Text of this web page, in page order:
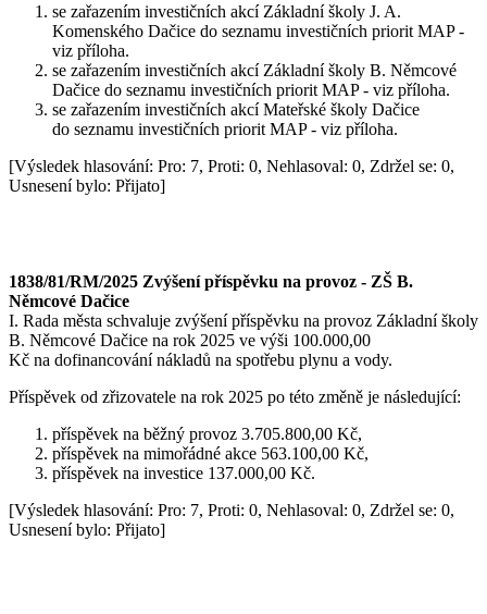
se zařazením investičních akcí Základní školy J. A.
Komenského Dačice do seznamu investičních priorit MAP -
viz příloha.
se zařazením investičních akcí Základní školy B. Němcové
Dačice do seznamu investičních priorit MAP - viz příloha.
se zařazením investičních akcí Mateřské školy Dačice
do seznamu investičních priorit MAP - viz příloha.
[Výsledek hlasování: Pro: 7, Proti: 0, Nehlasoval: 0, Zdržel se: 0,
Usnesení bylo: Přijato]
1838/81/RM/2025 Zvýšení příspěvku na provoz - ZŠ B.
Němcové Dačice
I. Rada města schvaluje zvýšení příspěvku na provoz Základní školy
B. Němcové Dačice na rok 2025 ve výši 100.000,00
Kč na dofinancování nákladů na spotřebu plynu a vody.
Příspěvek od zřizovatele na rok 2025 po této změně je následující:
příspěvek na běžný provoz 3.705.800,00 Kč,
příspěvek na mimořádné akce 563.100,00 Kč,
příspěvek na investice 137.000,00 Kč.
[Výsledek hlasování: Pro: 7, Proti: 0, Nehlasoval: 0, Zdržel se: 0,
Usnesení bylo: Přijato]